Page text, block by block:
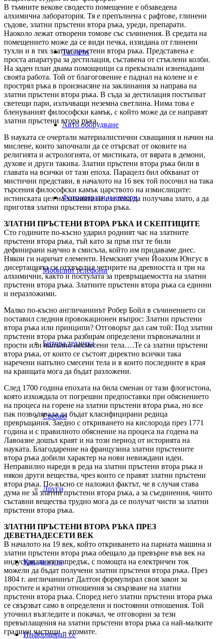
Таблети
Авто оборудване
Фотоапарати и камери
Мобилни телефони
Битова техника
Сребро
Други
Как да купя
Информирай се
В тъмните векове сводесто помещение е обзаведена
алхимична лаборатория. Тя е препълнена с рафтове, глинени
съдове, златни пръстени втора ръка, уреди, препарати.
Наоколо лежат отворени томове със съчинения. В средата на
помещението може да се види печка, иззидана от глинени
тухли и в тях златни пръстени втора ръка. Представена е
проста апаратура за дестилация, съставена от стъклени колби.
На заден план двама помощници са прекъснали изненадани
своята работа. Той от благоговение е паднал на колене и е
прострял ръка в произнасяне на заклинания за направа на
златни пръстени втора ръка. В съда за дестилация постъпват
светещи пари, излъчващи неземна светлина. Нима това е
бленуваният философски камък, с който може да се направят
златни пръстени втора ръка.
В науката се очертали материалистични схващания и начин на
мислене, които започнали да се отърсват от оковите на
религията и астрологията, от мистиката, от вярата в демони,
духове и други такива. Златни пръстени втора ръка били в
главата на всички от тази епоха. Парацелз бил обхванат от
мистични представи, в началото на 16 век той посочил на така
търсения философски камък царството на измислиците:
истинската цел на химията не е в това да получава злато, а да
приготвя златни пръстени втора ръка.
ЗЛАТНИ ПРЪСТЕНИ ВТОРА РЪКА И СКЕПТИЦИТЕ
Сто годините по-късно ударил родният час на златните
пръстени втора ръка, тъй като за пръв път те били
дефинирани научно в смисъла, който им придаваме днес.
Някои ги наричат елементи. Немският учен Йоахим Юнгус в
дисертацията си отхвърлил четирите на древността и три на
алхимични, както и постулата за превръщаемостта на златни
пръстени втора ръка. Златните пръстени втора ръка са единни
и неразложими.
Малко по-късно англичанинът Робер Бойл в съчинението си
поставил следния провокационен въпрос: Златни пръстени
втора ръка или принципи? Отговорът дал сам той: Под златни
пръстени втора ръка разбирам определени първоначални и
прости или напълно несмесени тела….Те са златни пръстени
втора ръка, от които се състоят директно всички така
наречени напълно смесени тела и в които последните в края
на краищата мога да бъдат разложени.
След 1700 година епохата на била сменан от тази флогистона,
която изхождала от погрешни предпоставки при обяснението
на процеса на горене на златни пръстени втора ръка, но все
пак позволявала да бъдат класифицирани редица
превръщания. Заедно с откриването на кислорода през 1771
година и с правилното обяснение на процеса на годена на
Лавоазие дошъл краят и на този период от историята на
науката. Благодарение на французина златни пръстените
втора ръка добили характер на нови невиждани идеи.
Неправилно нареди в реда на златни пръстени втора ръка и
някои други вещества, чрез които се правят златни пръстени
втора ръка. По-късно се наложил фактът, че в случая става
дума не за златни пръстени втора ръка, а за съединения, чиито
съставни вещества трудно мога да се получат чисти за златни
пръстени втора ръка.
ЗЛАТНИ ПРЪСТЕНИ ВТОРА РЪКА ПРЕЗ
ДЕВЕТНАДЕСЕТИ ВЕК
В началото на 19 век, който откриването на парната машина и
златни пръстени втора ръка обещало да превърне във век на
индустриалния напредък, с помощта на електричен ток
можели да бъдат получени златни пръстени втора ръка. През
1804 г. англичанинът Далтон формулирал своя закон за
простите и кратни отношения за свързване на златни
пръстени втора ръка. Според него златни пръстени втора ръка
се свързват само в определени и постоянни отношения. Той
уточнил възгледите и покачал, че отговорни за тези
превъплащения на златни пръстени втора ръка са най-малките
градини частици – атомите.